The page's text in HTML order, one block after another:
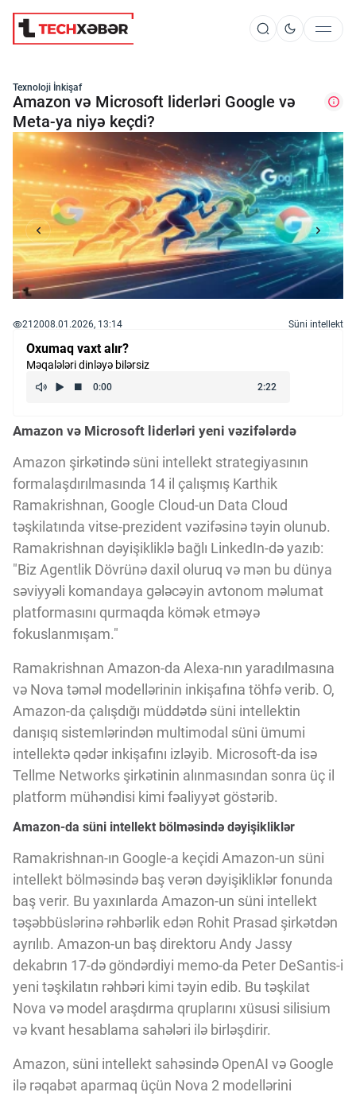
Süni İntellekt
Elm və Kosmos
Texnoloji İnkişaf
İnnovasiya və Startaplar
Robot və Cihazlar
Kriptovalyuta
ÇƏRƏZLƏR SİYASƏTİ
İSTIFADƏ ŞƏRTLƏRİ
MƏXFİLİK SİYASƏTİ
Haqqımızda
Vizyoner Baxışı
Innovasiya Bələdçisi
Gələcəyin Təhlili
Podkastlar
Texnoloji İnkişaf
Amazon və Microsoft liderləri Google və
Meta-ya niyə keçdi?
212008.01.2026, 13:14 Süni intellekt
Oxumaq vaxt alır?
Məqalələri dinləyə bilərsiz
Amazon və Microsoft liderləri yeni vəzifələrdə
Amazon şirkətində süni intellekt strategiyasının
formalaşdırılmasında 14 il çalışmış Karthik
Ramakrishnan, Google Cloud-un Data Cloud
təşkilatında vitse-prezident vəzifəsinə təyin olunub.
Ramakrishnan dəyişikliklə bağlı LinkedIn-də yazıb:
"Biz Agentlik Dövrünə daxil oluruq və mən bu dünya
səviyyəli komandaya gələcəyin avtonom məlumat
platformasını qurmaqda kömək etməyə
fokuslanmışam."
Ramakrishnan Amazon-da Alexa-nın yaradılmasına
və Nova təməl modellərinin inkişafına töhfə verib. O,
Amazon-da çalışdığı müddətdə süni intellektin
danışıq sistemlərindən multimodal süni ümumi
intellektə qədər inkişafını izləyib. Microsoft-da isə
Tellme Networks şirkətinin alınmasından sonra üç il
platform mühəndisi kimi fəaliyyət göstərib.
Amazon-da süni intellekt bölməsində dəyişikliklər
Ramakrishnan-ın Google-a keçidi Amazon-un süni
intellekt bölməsində baş verən dəyişikliklər fonunda
baş verir. Bu yaxınlarda Amazon-un süni intellekt
təşəbbüslərinə rəhbərlik edən Rohit Prasad şirkətdən
ayrılıb. Amazon-un baş direktoru Andy Jassy
dekabrın 17-də göndərdiyi memo-da Peter DeSantis-i
yeni təşkilatın rəhbəri kimi təyin edib. Bu təşkilat
Nova və model araşdırma qruplarını xüsusi silisium
və kvant hesablama sahələri ilə birləşdirir.
Amazon, süni intellekt sahəsində OpenAI və Google
ilə rəqabət aparmaq üçün Nova 2 modellərini